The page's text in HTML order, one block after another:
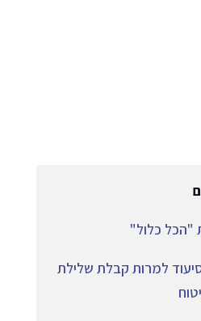
למרות קבלת שלילת